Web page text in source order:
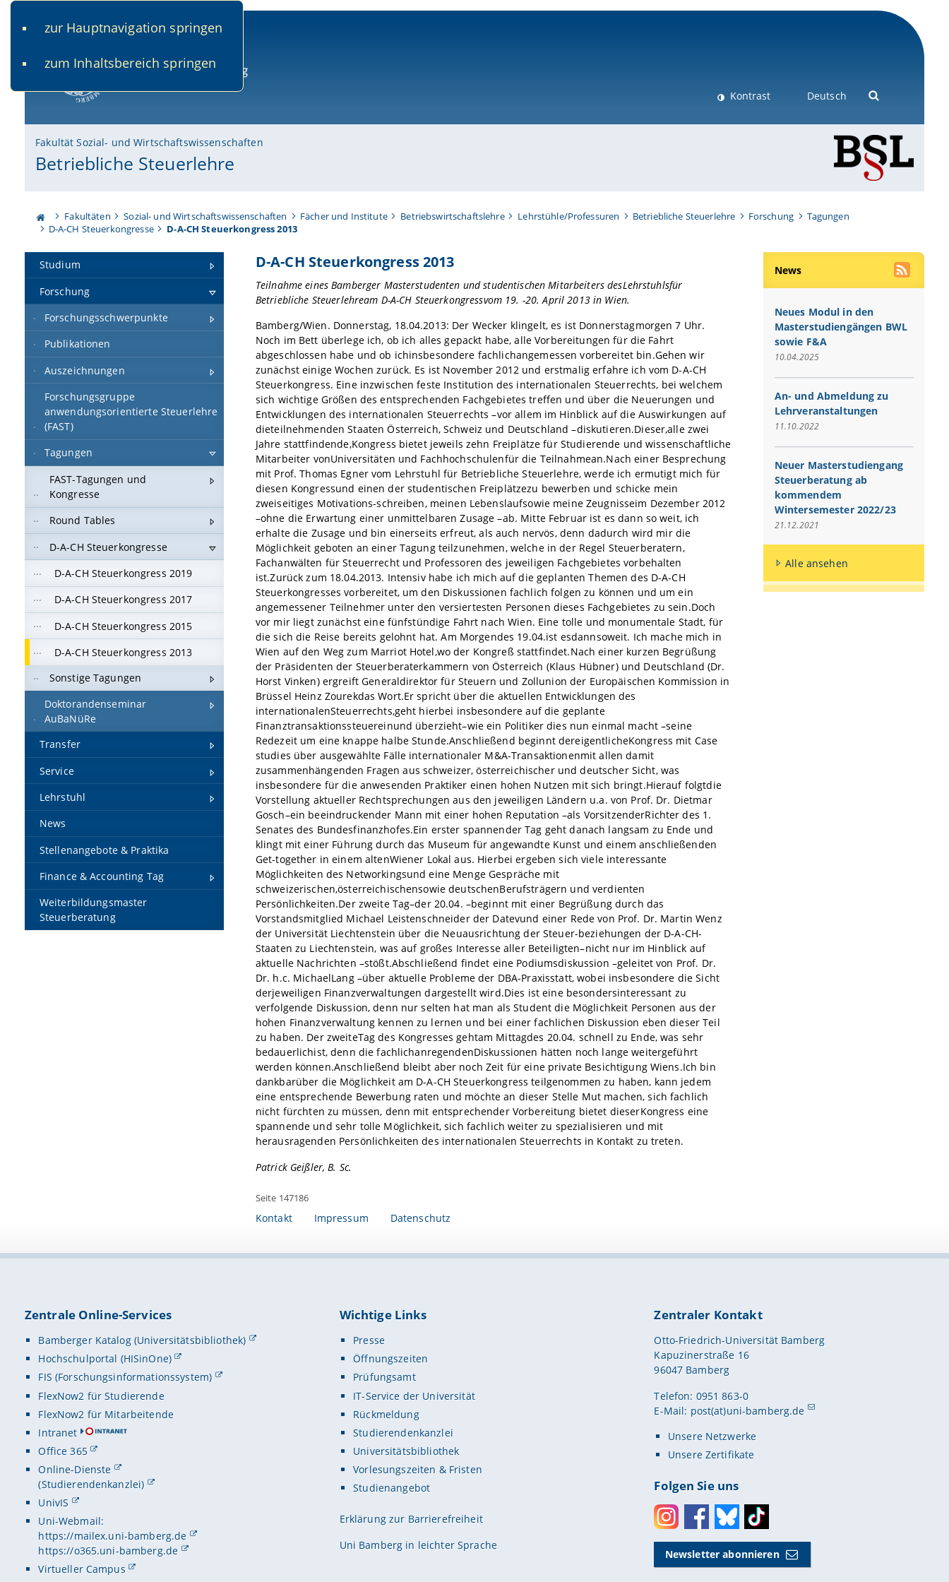
zur Hauptnavigation springen
zum Inhaltsbereich springen
Kontrast Deutsch
Fakultät Sozial- und Wirtschaftswissenschaften
Betriebliche Steuerlehre
Fakultäten Sozial- und Wirtschaftswissenschaften Fächer und Institute Betriebswirtschaftslehre Lehrstühle/Professuren Betriebliche Steuerlehre Forschung
Tagungen
D-A-CH Steuerkongresse
D-A-CH Steuerkongress 2013
Studium
Forschung
Forschungsschwerpunkte
Publikationen
Auszeichnungen
Forschungsgruppe
anwendungsorientierte Steuerlehre
(FAST)
Tagungen
FAST-Tagungen und
Kongresse
Round Tables
D-A-CH Steuerkongresse
D-A-CH Steuerkongress 2019
D-A-CH Steuerkongress 2017
D-A-CH Steuerkongress 2015
D-A-CH Steuerkongress 2013
Sonstige Tagungen
Doktorandenseminar
AuBaNüRe
Transfer
Service
Lehrstuhl
News
Stellenangebote & Praktika
Finance & Accounting Tag
Weiterbildungsmaster
Steuerberatung
D-A-CH Steuerkongress 2013
Teilnahme eines Bamberger Masterstudenten und studentischen Mitarbeiters desLehrstuhlsfür
Betriebliche Steuerlehream D-A-CH Steuerkongressvom 19. -20. April 2013 in Wien.
Bamberg/Wien. Donnerstag, 18.04.2013: Der Wecker klingelt, es ist Donnerstagmorgen 7 Uhr.
Noch im Bett überlege ich, ob ich alles gepackt habe, alle Vorbereitungen für die Fahrt
abgeschlossen habe und ob ichinsbesondere fachlichangemessen vorbereitet bin.Gehen wir
zunächst einige Wochen zurück. Es ist November 2012 und erstmalig erfahre ich vom D-A-CH
Steuerkongress. Eine inzwischen feste Institution des internationalen Steuerrechts, bei welchem
sich wichtige Größen des entsprechenden Fachgebietes treffen und über die Neuerungen und
Entwicklungen des internationalen Steuerrechts –vor allem im Hinblick auf die Auswirkungen auf
dieteilnehmenden Staaten Österreich, Schweiz und Deutschland –diskutieren.Dieser,alle zwei
Jahre stattfindende,Kongress bietet jeweils zehn Freiplätze für Studierende und wissenschaftliche
Mitarbeiter vonUniversitäten und Fachhochschulenfür die Teilnahmean.Nach einer Besprechung
mit Prof. Thomas Egner vom Lehrstuhl für Betriebliche Steuerlehre, werde ich ermutigt mich für
diesen Kongressund einen der studentischen Freiplätzezu bewerben und schicke mein
zweiseitiges Motivations-schreiben, meinen Lebenslaufsowie meine Zeugnisseim Dezember 2012
–ohne die Erwartung einer unmittelbaren Zusage –ab. Mitte Februar ist es dann so weit, ich
erhalte die Zusage und bin einerseits erfreut, als auch nervös, denn dadurch wird mir die
Möglichkeit geboten an einer Tagung teilzunehmen, welche in der Regel Steuerberatern,
Fachanwälten für Steuerrecht und Professoren des jeweiligen Fachgebietes vorbehalten
ist.Zurück zum 18.04.2013. Intensiv habe ich mich auf die geplanten Themen des D-A-CH
Steuerkongresses vorbereitet, um den Diskussionen fachlich folgen zu können und um ein
angemessener Teilnehmer unter den versiertesten Personen dieses Fachgebietes zu sein.Doch
vor mir liegt zunächst eine fünfstündige Fahrt nach Wien. Eine tolle und monumentale Stadt, für
die sich die Reise bereits gelohnt hat. Am Morgendes 19.04.ist esdannsoweit. Ich mache mich in
Wien auf den Weg zum Marriot Hotel,wo der Kongreß stattfindet.Nach einer kurzen Begrüßung
der Präsidenten der Steuerberaterkammern von Österreich (Klaus Hübner) und Deutschland (Dr.
Horst Vinken) ergreift Generaldirektor für Steuern und Zollunion der Europäischen Kommission in
Brüssel Heinz Zourekdas Wort.Er spricht über die aktuellen Entwicklungen des
internationalenSteuerrechts,geht hierbei insbesondere auf die geplante
Finanztransaktionssteuereinund überzieht–wie ein Politiker dies nun einmal macht –seine
Redezeit um eine knappe halbe Stunde.Anschließend beginnt dereigentlicheKongress mit Case
studies über ausgewählte Fälle internationaler M&A-Transaktionenmit allen damit
zusammenhängenden Fragen aus schweizer, österreichischer und deutscher Sicht, was
insbesondere für die anwesenden Praktiker einen hohen Nutzen mit sich bringt.Hierauf folgtdie
Vorstellung aktueller Rechtsprechungen aus den jeweiligen Ländern u.a. von Prof. Dr. Dietmar
Gosch–ein beeindruckender Mann mit einer hohen Reputation –als VorsitzenderRichter des 1.
Senates des Bundesfinanzhofes.Ein erster spannender Tag geht danach langsam zu Ende und
klingt mit einer Führung durch das Museum für angewandte Kunst und einem anschließenden
Get-together in einem altenWiener Lokal aus. Hierbei ergeben sich viele interessante
Möglichkeiten des Networkingsund eine Menge Gespräche mit
schweizerischen,österreichischensowie deutschenBerufsträgern und verdienten
Persönlichkeiten.Der zweite Tag–der 20.04. –beginnt mit einer Begrüßung durch das
Vorstandsmitglied Michael Leistenschneider der Datevund einer Rede von Prof. Dr. Martin Wenz
der Universität Liechtenstein über die Neuausrichtung der Steuer-beziehungen der D-A-CH-
Staaten zu Liechtenstein, was auf großes Interesse aller Beteiligten–nicht nur im Hinblick auf
aktuelle Nachrichten –stößt.Abschließend findet eine Podiumsdiskussion –geleitet von Prof. Dr.
Dr. h.c. MichaelLang –über aktuelle Probleme der DBA-Praxisstatt, wobei insbesondere die Sicht
derjeweiligen Finanzverwaltungen dargestellt wird.Dies ist eine besondersinteressant zu
verfolgende Diskussion, denn nur selten hat man als Student die Möglichkeit Personen aus der
hohen Finanzverwaltung kennen zu lernen und bei einer fachlichen Diskussion eben dieser Teil
zu haben. Der zweiteTag des Kongresses gehtam Mittagdes 20.04. schnell zu Ende, was sehr
bedauerlichist, denn die fachlichanregendenDiskussionen hätten noch lange weitergeführt
werden können.Anschließend bleibt aber noch Zeit für eine private Besichtigung Wiens.Ich bin
dankbarüber die Möglichkeit am D-A-CH Steuerkongress teilgenommen zu haben, kann jedem
eine entsprechende Bewerbung raten und möchte an dieser Stelle Mut machen, sich fachlich
nicht fürchten zu müssen, denn mit entsprechender Vorbereitung bietet dieserKongress eine
spannende und sehr tolle Möglichkeit, sich fachlich weiter zu spezialisieren und mit
herausragenden Persönlichkeiten des internationalen Steuerrechts in Kontakt zu treten.
Patrick Geißler, B. Sc.
News
Neues Modul in den
Masterstudiengängen BWL
sowie F&A
10.04.2025
An- und Abmeldung zu
Lehrveranstaltungen
11.10.2022
Neuer Masterstudiengang
Steuerberatung ab
kommendem
Wintersemester 2022/23
21.12.2021
Alle ansehen
Seite 147186
Kontakt Impressum Datenschutz
Zentrale Online-Services
Bamberger Katalog (Universitätsbibliothek)
Hochschulportal (HISinOne)
FIS (Forschungsinformationssystem)
FlexNow2 für Studierende
FlexNow2 für Mitarbeitende
Intranet
Office 365
Online-Dienste
(Studierendenkanzlei)
UnivIS
Uni-Webmail:
https://mailex.uni-bamberg.de
https://o365.uni-bamberg.de
Virtueller Campus
Wichtige Links
Presse
Öffnungszeiten
Prüfungsamt
IT-Service der Universität
Rückmeldung
Studierendenkanzlei
Universitätsbibliothek
Vorlesungszeiten & Fristen
Studienangebot
Erklärung zur Barrierefreiheit
Uni Bamberg in leichter Sprache
Zentraler Kontakt
Otto-Friedrich-Universität Bamberg
Kapuzinerstraße 16
96047 Bamberg
Telefon: 0951 863-0
E-Mail: post(at)uni-bamberg.de
Unsere Netzwerke
Unsere Zertifikate
Folgen Sie uns
InstagramFacebookBlueskyToktok
Newsletter abonnieren